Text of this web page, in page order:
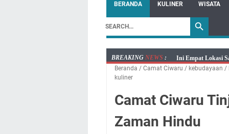
BERANDA KULINER WISATA
BREAKING NEWS :
Ini Empat Lokasi
Jumat 7 Agustus
Tetap Berjalan
Salat Lima Waktu
Menenangkan, Ini
Beranda / Camat Ciwaru / kebudayaan /
kuliner
Camat Ciwaru
Zaman Hindu